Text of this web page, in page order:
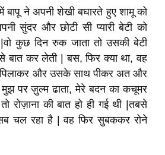
ने अपनी शेखी बघारते हुए शामू को
सुंदर और छोटी सी प्यारी बेटी को
कुछ दिन रुक जाता तो उसकी बेटी
कर लेती | बस, फिर क्या था, वह
पिलाकर और उसके साथ पीकर अत और
पर ज़ुल्म ढाता, मेरे बदन का कचूमर
रोज़ाना की बात हो ही गई थी |तबसे
चल रहा है | वह फिर सुबककर रोने